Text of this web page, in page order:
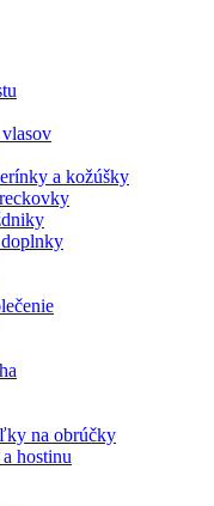
a kožúšky
doplnky
na obrúčky
hostinu